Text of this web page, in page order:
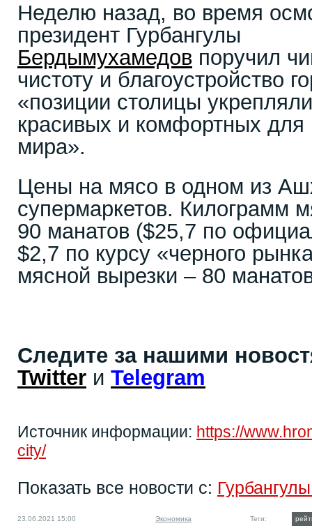
Неделю назад, во время
президент Гурбангулы
Бердымухамедов поручил
чистоту и благоустройство
«позиции столицы
красивых и комфортных для
мира».
Цены на мясо в одном из
супермаркетов. Килограмм
90 манатов ($25,7 по
$2,7 по курсу «черного
мясной вырезки – 80
Следите за нашими
Twitter и Telegram
Источник информации: https://
city/
Показать все новости с:
23.06.2021 15:00 Экономика Теги: